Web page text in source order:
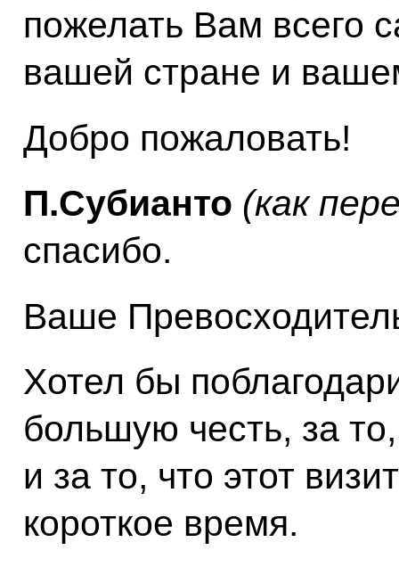
пожелать Вам всего
вашей стране и
Добро пожаловать!
П.Субианто (как
спасибо.
Ваше
Хотел бы
большую честь, за
и за то, что этот
короткое время.